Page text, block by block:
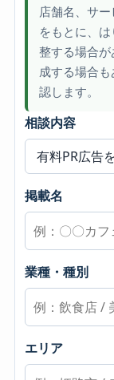
店舗名、サ
をもとに、
整する場合
成する場合
認します。
相談内容
掲載名
業種・種別
エリア